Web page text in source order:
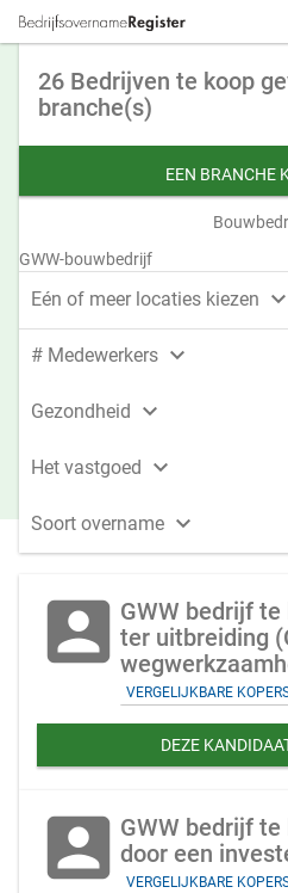
26 Bedrijven te koop
branche(s)
EEN BRANCHE
GWW-bouwbedrijf
Eén of meer locaties kiezen 
# Medewerkers 
Gezondheid 
Het vastgoed 
Soort overname 
account_box GWW bedrijf
ter uitbreiding
VERGELIJKBARE
DEZE
account_box GWW bedrijf
door een
VERGELIJKBARE